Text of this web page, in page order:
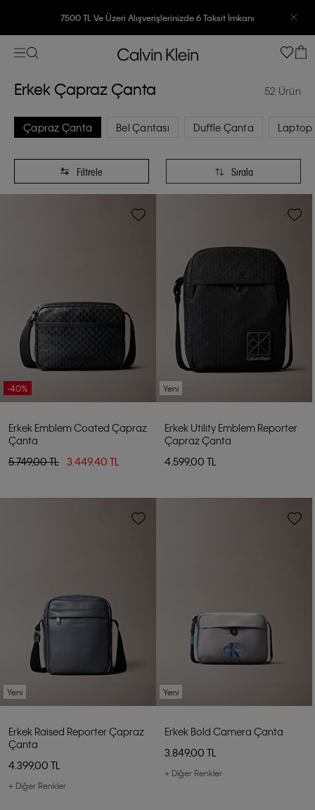
7500 TL Ve Üzeri Alışverişlerinizde 6 Taksit İmkanı
Erkek Çapraz Çanta 52 Ürün
Bel Çantası
Çapraz Çanta Duffle Çanta Laptop
Filtrele Sırala
-40%
Erkek Emblem Coated Çapraz
Çanta
5.749,00 TL
3.449,40 TL
Yeni
Erkek Utility Emblem Reporter
Çapraz Çanta
4.599,00 TL
Yeni
Erkek Raised Reporter Çapraz
Çanta
4.399,00 TL
+ Diğer Renkler
Yeni
Erkek Bold Camera Çanta
3.849,00 TL
+ Diğer Renkler